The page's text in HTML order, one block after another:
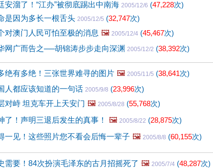
安溜了！“江办”被彻底踢出中南海 2005/12/6 (47,228次)
是因为多长一根舌头 2005/12/5 (32,747次)
对澳门人民可怕至极的消息 🖼️ 2005/12/4 (45,467次)
网广而告之──胡锦涛步步走向深渊 2005/12/2 (38,392次)
绝有多绝！三张世界难寻的图片 🖼️ 2005/11/5 (38,641次)
人都应该知道的一句话 2005/9/8 (23,996次)
对峙 坦克车开上天安门 🖼️ 2005/8/28 (55,768次)
了！声明三退后发生的真事！
🖼️ 2005/8/22 (28,875次)
一见！这些照片您不看会后悔一辈子 🖼️ 2005/8/8 (60,155次)
需要！84次扮演毛泽东的古月招摇死了 🖼️ 2005/7/4 (48,287次)